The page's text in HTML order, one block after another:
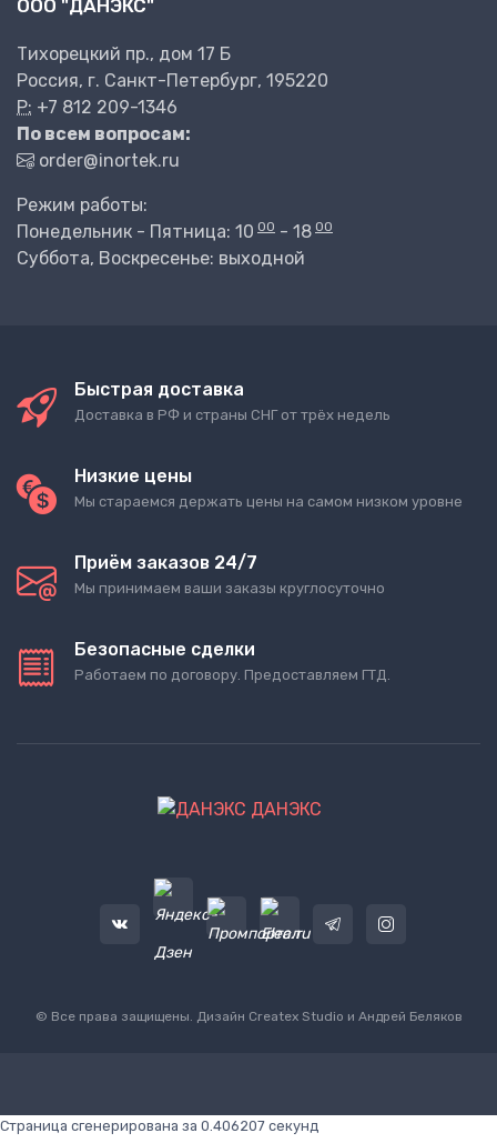
ООО "ДАНЭКС"
Тихорецкий пр., дом 17 Б
Россия, г. Санкт-Петербург, 195220
P: +7 812 209-1346
По всем вопросам:
order@inortek.ru
Режим работы:
Понедельник - Пятница: 10 00 - 18 00
Суббота, Воскресенье: выходной
Быстрая доставка
Доставка в РФ и страны СНГ от трёх недель
Низкие цены
Мы стараемся держать цены на самом низком уровне
Приём заказов 24/7
Мы принимаем ваши заказы круглосуточно
Безопасные сделки
Работаем по договору. Предоставляем ГТД.
ДАНЭКС
© Все права защищены. Дизайн Createx Studio и Андрей Беляков
Страница сгенерирована за 0.406207 секунд